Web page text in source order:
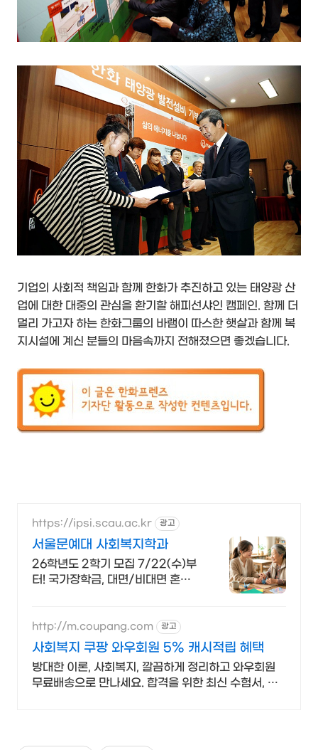
기업의 사회적 책임과 함께 한화가 추진하고 있는 태양광 산
업에 대한 대중의 관심을 환기할 해피선샤인 캠페인. 함께 더
멀리 가고자 하는 한화그룹의 바램이 따스한 햇살과 함께 복
지시설에 계신 분들의 마음속까지 전해졌으면 좋겠습니다.
https://ipsi.scau.ac.kr 광고
서울문예대 사회복지학과
26학년도 2학기 모집 7/22(수)부
터! 국가장학금, 대면/비대면 혼합
http://m.coupang.com 광고
사회복지 쿠팡 와우회원 5% 캐시적립 혜택
방대한 이론, 사회복지, 깔끔하게 정리하고 와우회원
무료배송으로 만나세요. 합격을 위한 최신 수험서, 오